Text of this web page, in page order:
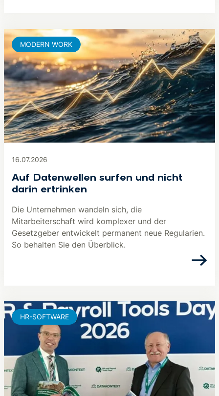
16.07.2026
Auf Datenwellen surfen und nicht
darin ertrinken
Die Unternehmen wandeln sich, die
Mitarbeiterschaft wird komplexer und der
Gesetzgeber entwickelt permanent neue Regularien.
So behalten Sie den Überblick.
MODERN WORK
HR-SOFTWARE